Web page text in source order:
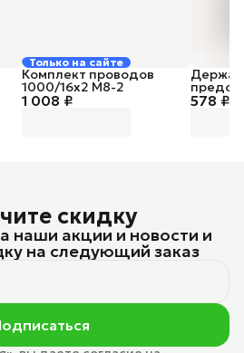
Только на сайте
1 008 ₽
Комплект проводов
1000/16х2 М8-2
578 ₽
Fuse
скидку
наши акции и новости и
на следующий заказ